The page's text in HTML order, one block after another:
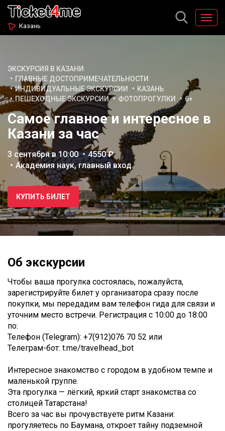
Казань
ЭКСКУРСИЯ В КАЗАНИ
ГЛАВНЫЕ ДОСТОПРИМЕЧАТЕЛЬНОСТИ
ИНДИВИДУАЛЬНЫЕ ЭКСКУРСИИ
КАЗАНЬ
ПЕШЕХОДНЫЕ ЭКСКУРСИИ
ФОТОПРОГУЛКИ 6+
Самое главное и интересное в
Казани за час
3 сентября в 10:00
4550 ₽
Академия наук, главный вход
КУПИТЬ БИЛЕТ
Об экскурсии
Чтобы ваша прогулка состоялась, пожалуйста,
зарегистрируйте билет у организатора сразу после
покупки, мы передадим вам телефон гида для связи и
уточним место встречи. Регистрация с 10:00 до 18:00
по:
Телефон (Telegram): +7(912)076 70 52 или
Телеграм-бот: t.me/travelhead_bot
Интересное знакомство с городом в удобном темпе и
маленькой группе.
Эта прогулка — лёгкий, яркий старт знакомства со
столицей Татарстана!
Всего за час вы прочувствуете ритм Казани:
прогуляетесь по Баумана, откроет тайну подземной